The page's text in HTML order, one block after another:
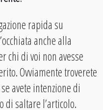
rapida su
anche alla
chi di voi non avesse
Ovviamente troverete
avete intenzione di
di saltare l’articolo.